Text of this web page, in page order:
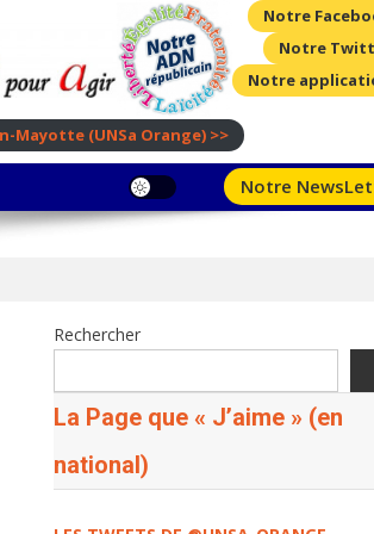
Notre
Notre
Notre
Mayotte (UNSa Orange) >>
Notre
Rechercher
La Page que « J’aime » (en
national)